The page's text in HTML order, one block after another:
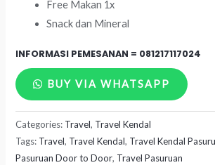
Free Makan 1x
Snack dan Mineral
INFORMASI PEMESANAN = 081217117024
BUY VIA WHATSAPP
Kendal
-
Pasuruan
Categories: Travel, Travel Kendal
Tags: Travel, Travel Kendal, Travel Kendal
Pasuruan Door to Door, Travel Pasuruan